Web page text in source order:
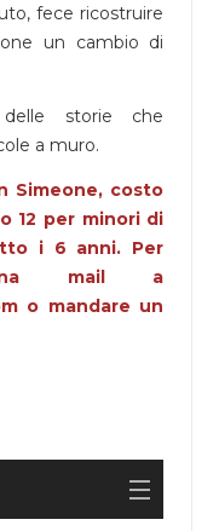
fece ricostruire
un cambio di
storie che
a muro.
Simeone, costo
12 per minori di
i 6 anni. Per
mail a
o mandare un